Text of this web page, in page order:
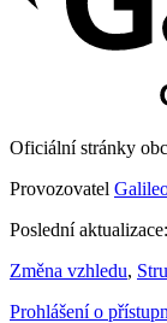
Oficiální stránky
Provozovatel
Poslední
Změna vzhledu,
Prohlášení o